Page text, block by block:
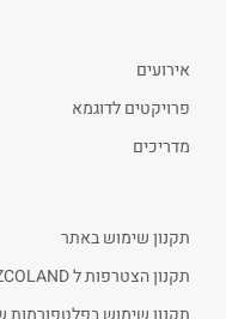
אירועים
פרויקטים לדוגמא
מדריכים
תקנון שימוש באתר
תקנון הצטרפות ל BIZCOLAND